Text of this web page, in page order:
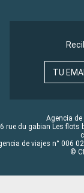
TU
Agencia de
rue du gabian Les flots
de viajes n° 006
©